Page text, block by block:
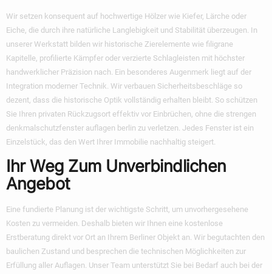
Wir setzen konsequent auf hochwertige Hölzer wie Kiefer, Lärche oder
Eiche, die durch ihre natürliche Langlebigkeit und Stabilität überzeugen. In
unserer Werkstatt bilden wir historische Zierelemente wie filigrane
Kapitelle, profilierte Kämpfer oder verzierte Schlagleisten mit höchster
handwerklicher Präzision nach. Ein besonderes Augenmerk liegt auf der
Integration moderner Technik. Wir verbauen Sicherheitsbeschläge so
dezent, dass die historische Optik vollständig erhalten bleibt. So schützen
Sie Ihren privaten Rückzugsort effektiv vor Einbrüchen, ohne die strengen
denkmalschutzfenster auflagen berlin zu verletzen. Jedes Fenster ist ein
Einzelstück, das den Wert Ihrer Immobilie nachhaltig steigert.
Ihr Weg Zum Unverbindlichen
Angebot
Eine fundierte Planung ist der wichtigste Schritt, um unvorhergesehene
Kosten zu vermeiden. Deshalb bieten wir Ihnen eine kostenlose
Erstberatung direkt vor Ort an Ihrem Berliner Objekt an. Wir begutachten den
baulichen Zustand und besprechen die technischen Möglichkeiten zur
Erfüllung aller Auflagen. Unser Team unterstützt Sie bei Bedarf auch bei der